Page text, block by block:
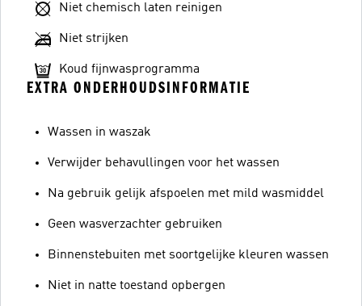
Niet chemisch laten reinigen
Niet strijken
Koud fijnwasprogramma
EXTRA ONDERHOUDSINFORMATIE
Wassen in waszak
Verwijder behavullingen voor het wassen
Na gebruik gelijk afspoelen met mild wasmiddel
Geen wasverzachter gebruiken
Binnenstebuiten met soortgelijke kleuren wassen
Niet in natte toestand opbergen